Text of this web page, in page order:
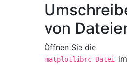
von
Öffnen Sie die
matplotlibrc-Datei im